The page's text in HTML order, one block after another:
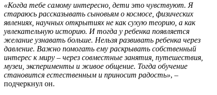
«Когда тебе самому интересно, дети это чувствуют. Я
стараюсь рассказывать сыновьям о космосе, физических
явлениях, научных открытиях не как сухую теорию, а как
увлекательную историю. И тогда у ребенка появляется
желание узнавать больше. Нельзя развивать ребенка через
давление. Важно помогать ему раскрывать собственный
интерес к миру – через совместные занятия, путешествия,
музеи, эксперименты и живое общение. Тогда обучение
становится естественным и приносит радость», –
подчеркнул он.